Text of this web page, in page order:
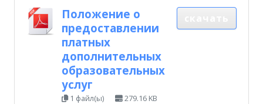
Положение о
предоставлении
платных
дополнительных
образовательных
услуг
1 файл(ы) 279.16 KB